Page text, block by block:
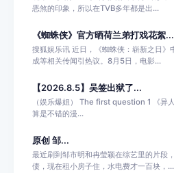
恶煞的印象，所以在TVB多年都是出...
《蜘蛛侠》官方晒荷兰弟打戏花絮...
搜狐娱乐讯 近日，《蜘蛛侠：崭新之日》
成等相关传闻引热议。8月5日，电影...
【2026.8.5】吴签出狱了...
（娱乐爆姐） The first question 1 《异
算是不错的漫...
原创 邹...
最近刷到邹市明和冉莹颖在综艺里的片段
债，现在租小房子住，水电费才一百块，...